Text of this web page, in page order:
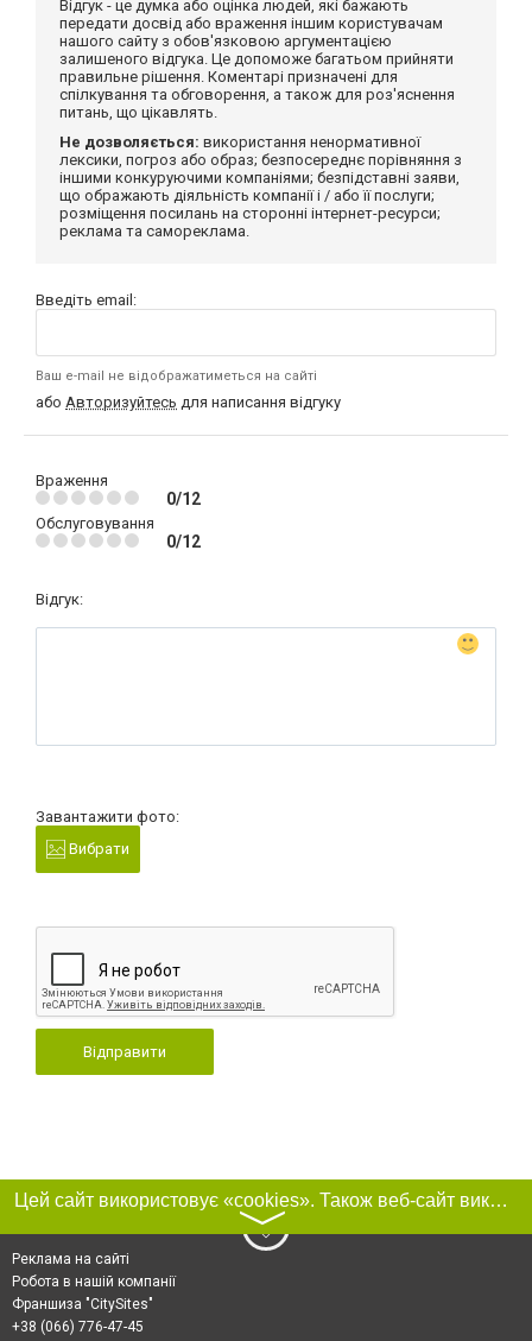
Відгук - це думка або оцінка людей, які бажають
передати досвід або враження іншим користувачам
нашого сайту з обов'язковою аргументацією
залишеного відгука. Це допоможе багатьом прийняти
правильне рішення. Коментарі призначені для
спілкування та обговорення, а також для роз'яснення
питань, що цікавлять.
Не дозволяється: використання ненормативної
лексики, погроз або образ; безпосереднє порівняння з
іншими конкуруючими компаніями; безпідставні заяви,
що ображають діяльність компанії і / або її послуги;
розміщення посилань на сторонні інтернет-ресурси;
реклама та самореклама.
Введіть email:
Ваш e-mail не відображатиметься на сайті
або Авторизуйтесь для написання відгуку
Враження
0/12
Обслуговування
0/12
Відгук:
Завантажити фото:
Вибрати
Відправити
Цей сайт використовує «cookies». Також веб-сайт використовує інтернет-сервіс для збору технічних даних стосовно відвідувачів з метою отримання маркетингової та статистичної інформації. Умови обробки даних відвідувачів сайту див.
〉
Реклама на сайті
Робота в нашій компанії
Франшиза "CitySites"
+38 (066) 776-47-45